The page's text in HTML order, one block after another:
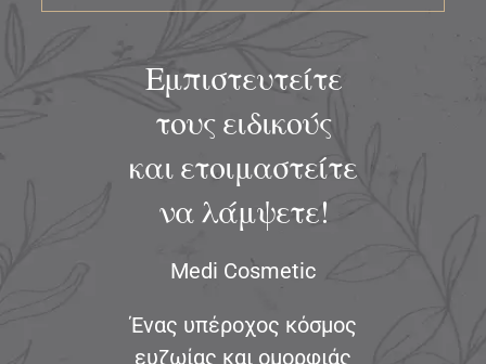
Εμπιστευτείτε
τους ειδικούς
και ετοιμαστείτε
να λάμψετε!
Medi Cosmetic
Ένας υπέροχος κόσμος
ευζωίας και ομορφιάς